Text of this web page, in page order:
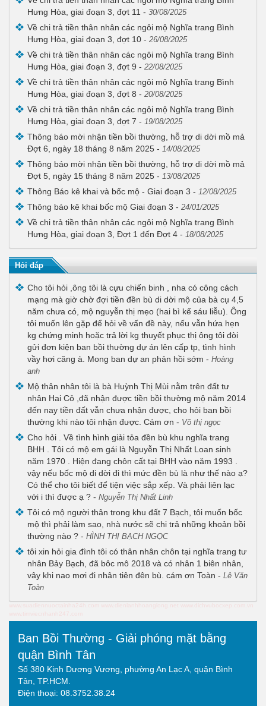
Hưng Hòa, giai đoạn 3, đợt 11 - 30/08/2025
Về chi trả tiền thân nhân các ngôi mộ Nghĩa trang Bình
Hưng Hòa, giai đoạn 3, đợt 10 - 26/08/2025
Về chi trả tiền thân nhân các ngôi mộ Nghĩa trang Bình
Hưng Hòa, giai đoạn 3, đợt 9 - 22/08/2025
Về chi trả tiền thân nhân các ngôi mộ Nghĩa trang Bình
Hưng Hòa, giai đoạn 3, đợt 8 - 20/08/2025
Về chi trả tiền thân nhân các ngôi mộ Nghĩa trang Bình
Hưng Hòa, giai đoạn 3, đợt 7 - 19/08/2025
Thông báo mời nhận tiền bồi thường, hỗ trợ di dời mồ mả
Đợt 6, ngày 18 tháng 8 năm 2025 - 14/08/2025
Thông báo mời nhận tiền bồi thường, hỗ trợ di dời mồ mả
Đợt 5, ngày 15 tháng 8 năm 2025 - 13/08/2025
Thông Báo kê khai và bốc mộ - Giai đoạn 3 - 12/08/2025
Thông báo kê khai bốc mộ Giai đoạn 3 - 24/01/2025
Về chi trả tiền thân nhân các ngôi mộ Nghĩa trang Bình
Hưng Hòa, giai đoạn 3, Đợt 1 đến Đợt 4 - 18/08/2025
Hỏi đáp
Cho tôi hỏi ,ông tôi là cựu chiến binh , nha có công cách
mạng mà giờ chờ đợi tiền đền bù di dời mộ của bà cụ 4,5
năm chưa có, mộ nguyễn thị mẹo (hai bì kế sáu liễu). Ông
tôi muốn lên gặp để hỏi về vấn đề này, nếu vẫn hứa hẹn
kg chứng minh hoặc trả lời kg thuyết phục thị ông tôi đòi
gửi đơn kiện ban bồi thường dự án lên cấp tp, tình hình
vầy hơi căng à. Mong ban dự an phản hồi sớm - Hoàng
anh
Mộ thân nhân tôi là bà Huỳnh Thị Mùi nằm trên đất tư
nhân Hai Cỏ ,đã nhận được tiền bồi thường mộ năm 2014
đến nay tiền đất vẫn chưa nhận được, cho hỏi ban bồi
thường khi nào tôi nhận được. Cám ơn - Võ thị ngọc
Cho hỏi . Về tình hình giải tỏa đền bù khu nghĩa trang
BHH . Tôi có mộ em gái là Nguyễn Thị Nhất Loan sinh
năm 1970 . Hiện đang chôn cất tại BHH vào năm 1993 .
vậy nếu bốc mộ di dời đi thì mức đền bù là như thế nào ạ?
Có thể cho tôi biết để tiện việc sắp xếp. Và phải liên lạc
với i thì được ạ ? - Nguyễn Thị Nhất Linh
Tôi có mộ người thân trong khu đất 7 Bạch, tôi muốn bốc
mộ thì phải làm sao, nhà nước sẽ chi trả những khoản bồi
thường nào ? - HÌNH THỊ BẠCH NGỌC
tôi xin hỏi gia đình tôi có thân nhân chôn tại nghĩa trang tư
nhân Bảy Bạch, đã bôc mô 2018 và có nhân 1 biên nhân,
vây khi nao mơi đi nhân tiên đên bù. cám ơn Toàn - Lê Văn
Toàn
Ban Bồi Thường - Giải phóng mặt bằng
quận Bình Tân
Số 380 Kinh Dương Vương, phường An Lạc A, quận Bình
Tân, TP.HCM.
Điện thoại: 08.3752.38.24